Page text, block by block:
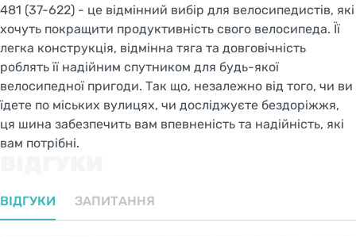
481 (37-622) - це відмінний вибір для велосипедистів, які
хочуть покращити продуктивність свого велосипеда. Її
легка конструкція, відмінна тяга та довговічність
роблять її надійним спутником для будь-якої
велосипедної пригоди. Так що, незалежно від того, чи ви
їдете по міських вулицях, чи досліджуєте бездоріжжя,
ця шина забезпечить вам впевненість та надійність, які
вам потрібні.
ВІДГУКИ ЗАПИТАННЯ